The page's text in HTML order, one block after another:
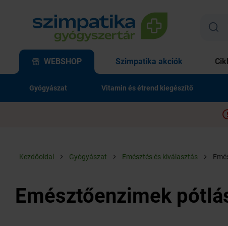
WEBSHOP Szimpatika akciók
Gyógyászat Vitamin és étrend kiegészítő
Kezdőoldal Gyógyászat Emésztés és kiválasztás
Emésztőenzimek